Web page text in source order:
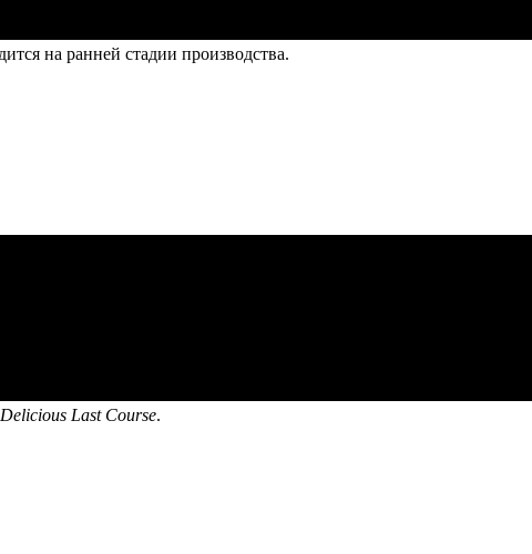
на ранней стадии производства.
Last Course.